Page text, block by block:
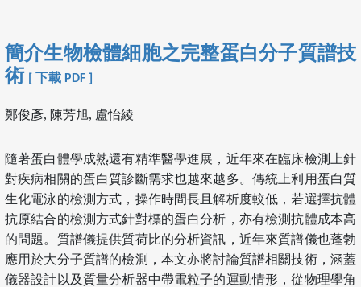
簡介生物檢體細胞之完整蛋白分子質譜技
術
[ 下載 PDF ]
鄭俊彥, 陳芳旭, 盧怡綾
隨著蛋白體學成熟還有精準醫學進展，近年來在臨床檢測上針
對疾病相關的蛋白質診斷需求也越來越多。傳統上利用蛋白質
生化電泳的檢測方式，操作時間長且解析度較低，若選擇抗體
抗原結合的檢測方式針對標的蛋白分析，亦有檢測抗體成本高
的問題。質譜儀提供質荷比的分析資訊，近年來質譜儀也蓬勃
應用於大分子質譜的檢測，本文亦將討論質譜相關技術，涵蓋
儀器設計以及質量分析器中帶電粒子的運動情形，從物理學角